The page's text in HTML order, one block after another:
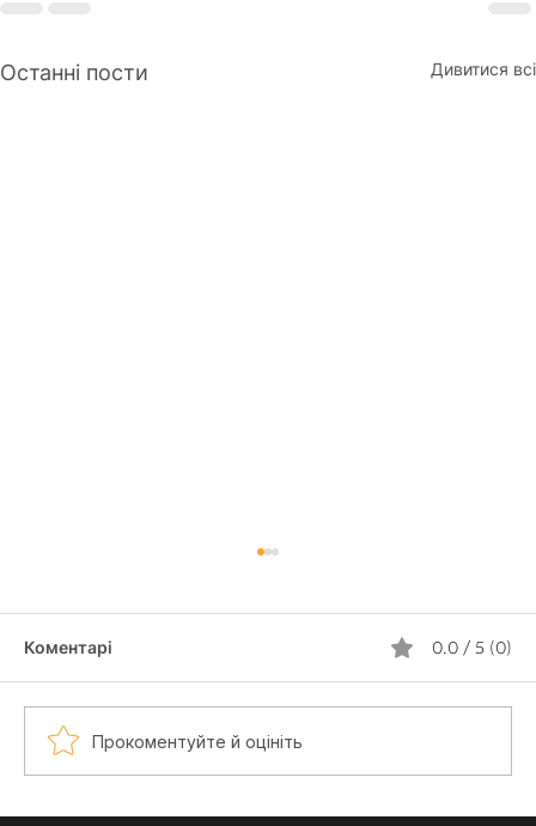
Останні пости Дивитися всі
Коментарі 0.0 / 5 (0)
Прокоментуйте й оцініть